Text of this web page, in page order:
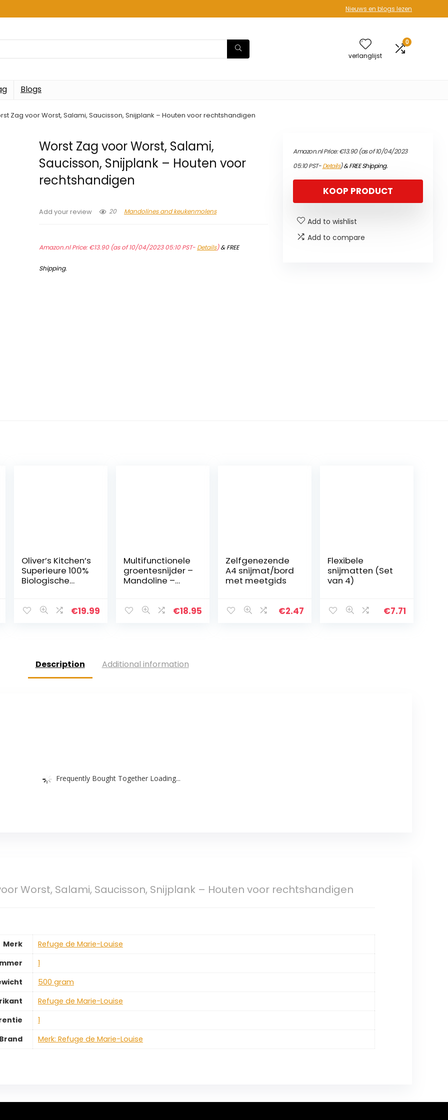
Nieuws en blogs lezen
verlanglijst
0
Blogs
Zag voor Worst, Salami, Saucisson, Snijplank – Houten voor rechtshandigen
Worst Zag voor Worst, Salami,
Saucisson, Snijplank – Houten voor
rechtshandigen
Add your review 20 Mandolines and keukenmolens
Amazon.nl Price:€13.90(as of 10/04/2023 05:10 PST- Details)&FREE
Shipping.
Amazon.nl Price:€13.90(as of 10/04/2023
05:10 PST-Details)&FREE Shipping.
KOOP PRODUCT
Add to wishlist
Add to compare
Oliver’s Kitchen’s
Superieure 100%
Biologische
Grote Houten
€19.99
Multifunctionele
groentesnijder –
Mandoline –
– Keukensnijder
€18.95
Zelfgenezende
A4 snijmat/bord
met meetgids
€2.47
Flexibele
snijmatten (Set
van 4)
€7.71
Description Additional information
Frequently Bought Together Loading...
Worst, Salami, Saucisson, Snijplank – Houten voor rechtshandigen
Merk
‎Refuge de Marie-Louise
‎1
‎500 gram
‎Refuge de Marie-Louise
‎1
Brand
Merk: Refuge de Marie-Louise